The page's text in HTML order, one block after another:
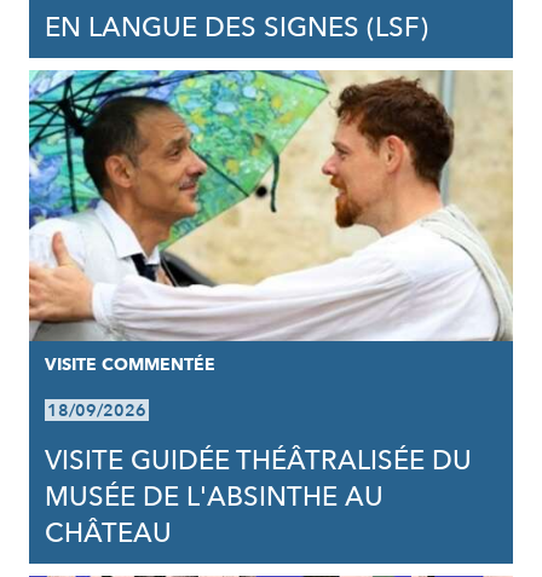
EN LANGUE DES SIGNES (LSF)
VISITE COMMENTÉE
18/09/2026
VISITE GUIDÉE THÉÂTRALISÉE DU
MUSÉE DE L'ABSINTHE AU
CHÂTEAU